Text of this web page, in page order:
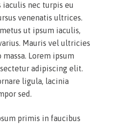
iaculis nec turpis eu
venenatis ultrices.
ut ipsum iaculis,
Mauris vel ultricies
Lorem ipsum
adipiscing elit.
ligula, lacinia
sed.
primis in faucibus